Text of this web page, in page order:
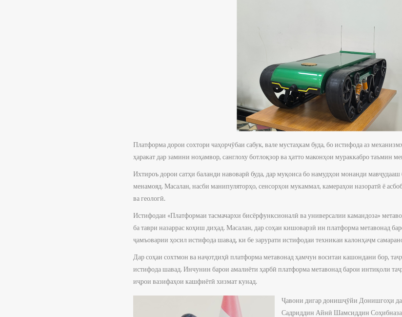
Платформа дорои сохтори чаҳорчӯбаи сабук, вале мустаҳкам буда, бо истифода аз
ҳаракат дар замини ноҳамвор, санглоху ботлоқзор ва ҳатто маконҳои мураккабро таъмин
Ихтироъ дорои сатҳи баланди навоварӣ буда, дар муқоиса бо намудҳои монанди
менамояд. Масалан, насби манипуляторҳо, сенсорҳои мукаммал, камераҳои назоратӣ ё
ва геологӣ.
Истифодаи «Платформаи тасмачархи бисёрфунксионалӣ ва универсалии камандоза»
ба таври назаррас коҳиш диҳад. Масалан, дар соҳаи кишоварзӣ ин платформа метавонад
ҷамъоварии ҳосил истифода шавад, ки бе зарурати истифодаи техникаи калонҳаҷм
Дар соҳаи сохтмон ва наҷотдиҳӣ платформа метавонад ҳамчун воситаи кашондани бор,
истифода шавад. Инчунин барои амалиёти ҳарбӣ платформа метавонад барои интиқоли
иҷрои вазифаҳои кашфиётӣ хизмат кунад.
Ҷавони дигар донишҷӯйи Донишгоҳи
Садриддин Айнӣ Шамсиддин